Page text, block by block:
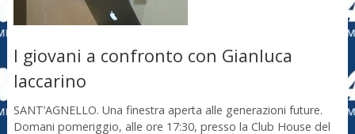
I giovani a confronto con Gianluca
Iaccarino
SANT’AGNELLO. Una finestra aperta alle generazioni future.
Domani pomeriggio, alle ore 17:30, presso la Club House del